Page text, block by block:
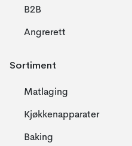
B2B
Angrerett
Sortiment
Matlaging
Kjøkkenapparater
Baking